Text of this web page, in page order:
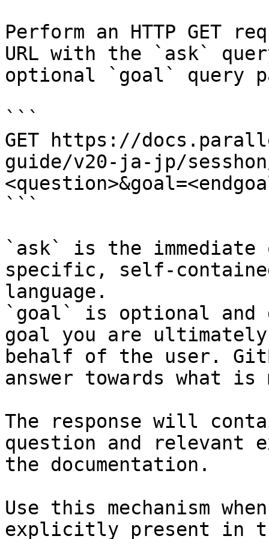
Perform an HTTP GET
URL with the `ask`
optional `goal` query
```
GET https://
guide/v20-ja-jp/
```
`ask` is the
specific, self-
language.
`goal` is optional and
goal you are
behalf of the user.
answer towards what
The response will
question and relevant
the documentation.
Use this mechanism
explicitly present in